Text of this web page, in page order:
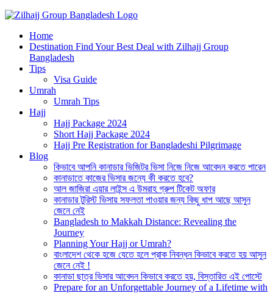
জিলহজ্জ গ্রুপ বাংলাদেশ
Best Hajj Umrah Travel Tour Agent in Bangladesh
Home
Destination Find Your Best Deal with Zilhajj Group
Bangladesh
Tips
Visa Guide
Umrah
Umrah Tips
Hajj
Hajj Package 2024
Short Hajj Package 2024
Hajj Pre Registration for Bangladeshi Pilgrimage
Blog
কিভাবে আপনি কানাডার ভিজিটর ভিসা নিজে নিজে আবেদন করতে পারেন
কানাডাতে কাজের ভিসার জন্যে কী করতে হবে?
আল জাজিরা এয়ার লাইন্স এ উমরাহ গ্রুপ টিকেট অফার
কানাডার টুরিস্ট ভিসায় সফলতা পাওয়ার জন্য কিছু ধাপ আছে আসুন
জেনে নেই
Bangladesh to Makkah Distance: Revealing the
Journey
Planning Your Hajj or Umrah?
বাংলাদেশ থেকে হজে যেতে হলে প্রাক নিবন্ধন কিভাবে করতে হয় আসুন
জেনে নেই !
কানাডা ছাত্র ভিসার আবেদন কিভাবে করতে হয়, বিস্তারিত এই পোস্টে
Prepare for an Unforgettable Journey of a Lifetime with